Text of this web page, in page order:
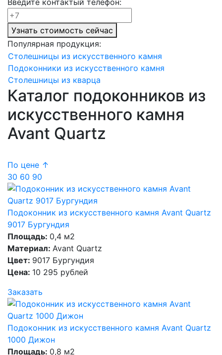
Узнать стоимость сейчас
Популярная продукция:
Столешницы из искусственного камня
Подоконники из искусственного камня
Столешницы из кварца
Каталог подоконников из
искусственного камня
Avant Quartz
По цене ↑
30 60 90
Подоконник из искусственного камня Avant Quartz
9017 Бургундия
Площадь: 0,4 м2
Материал: Avant Quartz
Цвет: 9017 Бургундия
Цена: 10 295 рублей
Заказать
Подоконник из искусственного камня Avant Quartz
1000 Дижон
Площадь: 0,8 м2